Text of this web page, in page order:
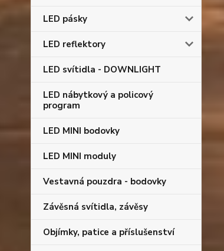
LED pásky
LED reflektory
LED svítidla - DOWNLIGHT
LED nábytkový a policový
program
LED MINI bodovky
LED MINI moduly
Vestavná pouzdra - bodovky
Závěsná svítidla, závěsy
Objímky, patice a příslušenství